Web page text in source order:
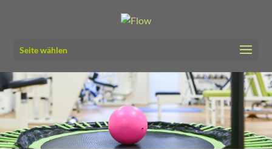
Seite wählen